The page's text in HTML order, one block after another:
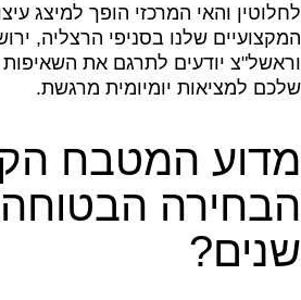
לחלוטין והאי המרכזי הופך למיצג
המקצועיים שלנו בסניפי הרצליה,
וראשל"צ יודעים לתרגם את
שלכם למציאות יומיומית מרגשת.
מדוע המטבח
הבחירה
שנים?